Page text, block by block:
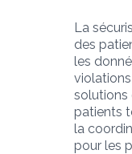
La
des
les
solutions
patients
la
pour les